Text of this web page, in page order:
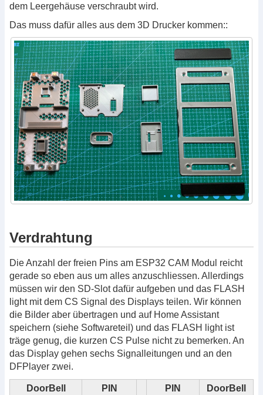
dem Leergehäuse verschraubt wird.
Das muss dafür alles aus dem 3D Drucker kommen::
Verdrahtung
Die Anzahl der freien Pins am ESP32 CAM Modul reicht
gerade so eben aus um alles anzuschliessen. Allerdings
müssen wir den SD-Slot dafür aufgeben und das FLASH
light mit dem CS Signal des Displays teilen. Wir können
die Bilder aber übertragen und auf Home Assistant
speichern (siehe Softwareteil) und das FLASH light ist
träge genug, die kurzen CS Pulse nicht zu bemerken. An
das Display gehen sechs Signalleitungen und an den
DFPlayer zwei.
DoorBell
PIN
PIN
DoorBell